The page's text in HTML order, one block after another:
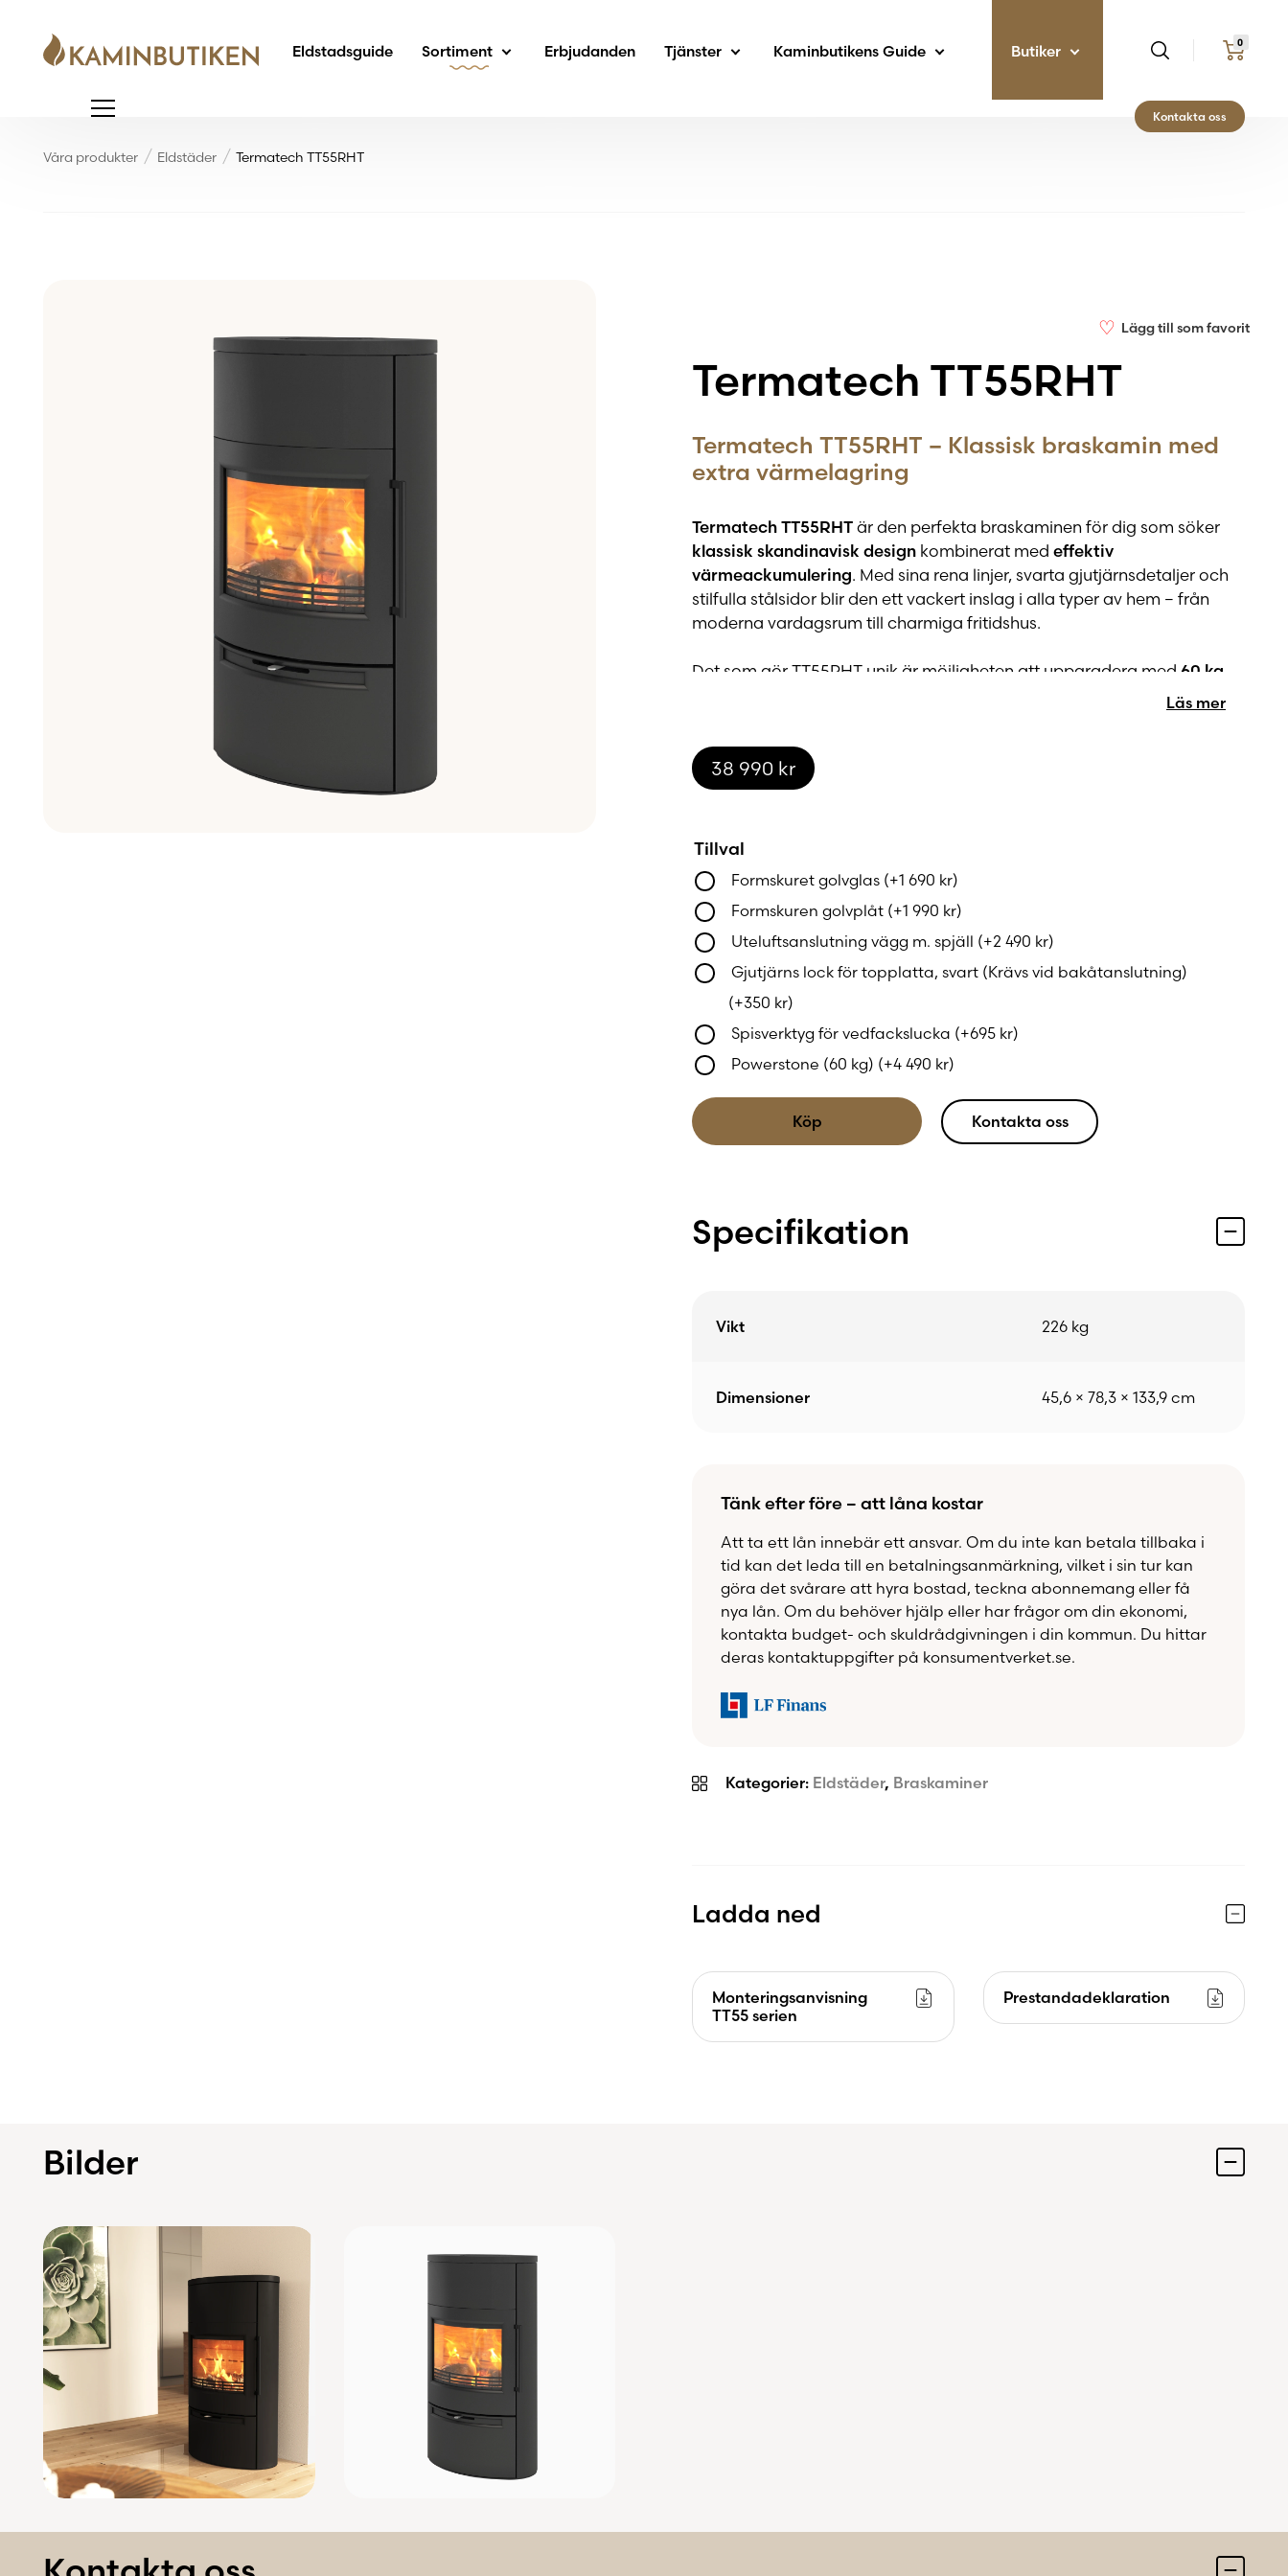
Eldstadsguide Sortiment Erbjudanden Tjänster Kaminbutikens Guide Butiker
0
Kontakta oss
Våra produkter Eldstäder Termatech TT55RHT
♡ Lägg till som favorit
Termatech TT55RHT
38 990 kr
Termatech TT55RHT – Klassisk braskamin med
extra värmelagring
Termatech TT55RHTär den perfekta braskaminen för dig som söker
klassisk skandinavisk design kombinerat med effektiv
värmeackumulering. Med sina rena linjer, svarta gjutjärnsdetaljer och
stilfulla stålsidor blir den ett vackert inslag i alla typer av hem – från
moderna vardagsrum till charmiga fritidshus.
Det som gör TT55RHT unik är möjligheten att uppgradera med 60 kg
, en värmelagrande sten som bevarar och avger värme i
och lägre vedförbrukning – perfekt för kallare vinterkvällar och
energieffektivt uppvärmda hem.
lugn och stämningsfull atmosfär. Enkel att hantera och byggd för
form och komfort på ett föredömligt sätt.
Läs mer
Tillval
Formskuret golvglas (+1 690 kr)
Formskuren golvplåt (+1 990 kr)
Uteluftsanslutning vägg m. spjäll (+2 490 kr)
Gjutjärns lock för topplatta, svart (Krävs vid bakåtanslutning)
(+350 kr)
Spisverktyg för vedfackslucka (+695 kr)
Powerstone (60 kg) (+4 490 kr)
Köp Kontakta oss
Kategorier: Eldstäder, Braskaminer
Specifikation
Vikt 226 kg
Dimensioner 45,6 × 78,3 × 133,9 cm
Tänk efter före – att låna kostar
Att ta ett lån innebär ett ansvar. Om du inte kan betala tillbaka i
tid kan det leda till en betalningsanmärkning, vilket i sin tur kan
göra det svårare att hyra bostad, teckna abonnemang eller få
nya lån. Om du behöver hjälp eller har frågor om din ekonomi,
kontakta budget- och skuldrådgivningen i din kommun. Du hittar
deras kontaktuppgifter på konsumentverket.se.
Ladda ned
Monteringsanvisning
TT55 serien
Prestandadeklaration
Bilder